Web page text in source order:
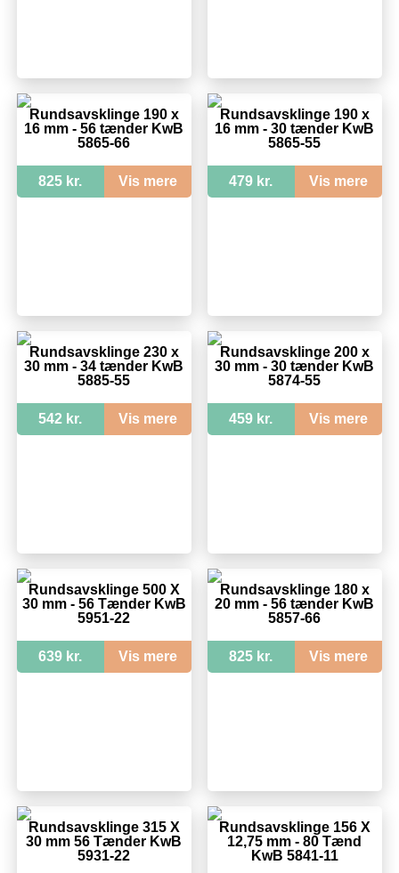
Rundsavsklinge 190 x
16 mm - 56 tænder KwB
5865-66
825 kr. Vis mere
Rundsavsklinge 190 x
16 mm - 30 tænder KwB
5865-55
479 kr. Vis mere
Rundsavsklinge 230 x
30 mm - 34 tænder KwB
5885-55
542 kr. Vis mere
Rundsavsklinge 200 x
30 mm - 30 tænder KwB
5874-55
459 kr. Vis mere
Rundsavsklinge 500 X
30 mm - 56 Tænder KwB
5951-22
639 kr. Vis mere
Rundsavsklinge 180 x
20 mm - 56 tænder KwB
5857-66
825 kr. Vis mere
Rundsavsklinge 315 X
30 mm 56 Tænder KwB
5931-22
Rundsavsklinge 156 X
12,75 mm - 80 Tænd
KwB 5841-11